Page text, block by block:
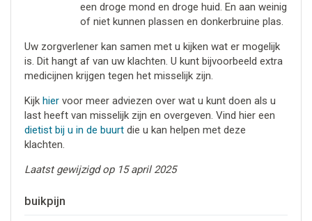
een droge mond en droge huid. En aan weinig
of niet kunnen plassen en donkerbruine plas.
Uw zorgverlener kan samen met u kijken wat er mogelijk
is. Dit hangt af van uw klachten. U kunt bijvoorbeeld extra
medicijnen krijgen tegen het misselijk zijn.
Kijk hiervoor meer adviezen over wat u kunt doen als u
last heeft van misselijk zijn en overgeven. Vind hier een
dietist bij u in de buurtdie u kan helpen met deze
klachten.
Laatst gewijzigd op 15 april 2025
buikpijn